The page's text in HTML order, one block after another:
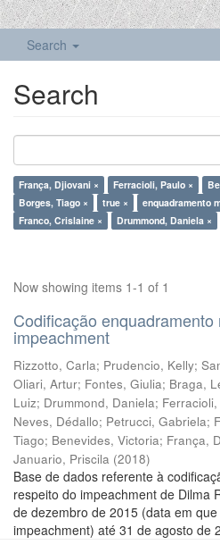
Search
Search
França, Djiovani × Ferracioli, Paulo ×
Borges, Tiago ×
true ×
enquadramento
Franco, Crislaine ×
Drummond, Daniela ×
Now showing items 1-1 of 1
Codificação enquadramento
impeachment
Rizzotto, Carla; Prudencio, Kelly;
Oliari, Artur; Fontes, Giulia; Braga,
Luiz; Drummond, Daniela;
Neves, Dédallo; Petrucci, Gabriela;
Tiago; Benevides, Victoria; França,
Januario, Priscila (2018)
Base de dados referente à
respeito do impeachment de Dilma
de dezembro de 2015 (data em
impeachment) até 31 de agosto de